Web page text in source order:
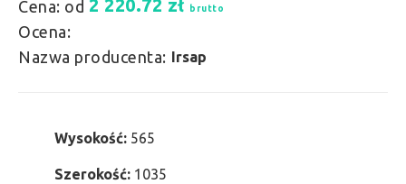
Cena: od 2 220.72 zł brutto
Ocena:
Nazwa producenta: Irsap
Wysokość: 565
Szerokość: 1035